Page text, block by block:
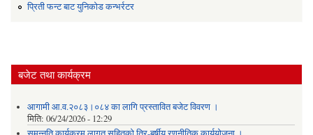
प्रिती फन्ट बाट युनिकोड कन्भर्रटर
बजेट तथा कार्यक्रम
आगामी आ.व.२०८३।०८४ का लागि प्रस्तावित बजेट विवरण ।
मिति: 06/24/2026 - 12:29